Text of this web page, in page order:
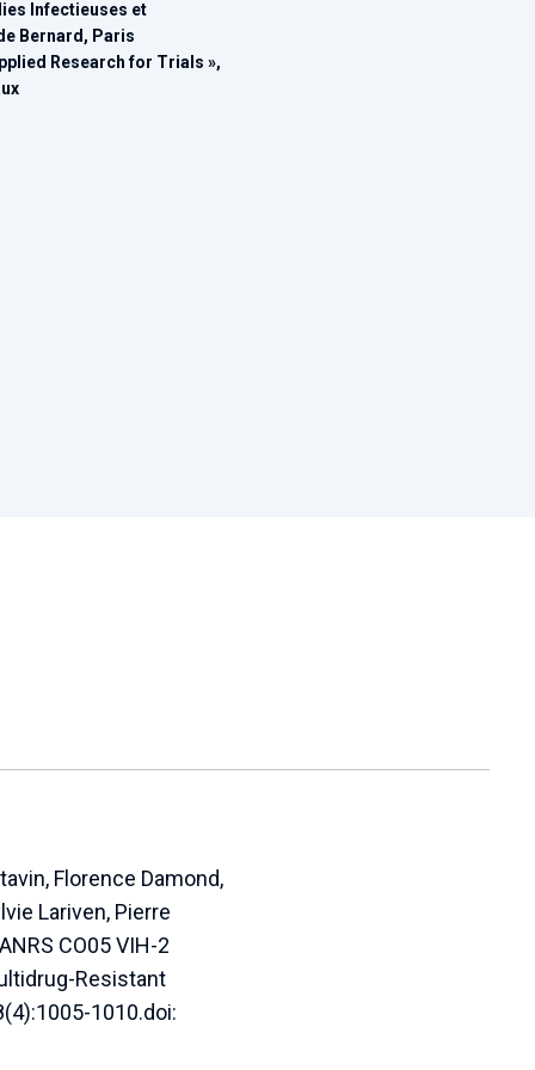
Infectieuses et
Bernard, Paris
Research for Trials »,
Florence Damond,
Lariven, Pierre
CO05 VIH-2
Resistant
1010.doi: